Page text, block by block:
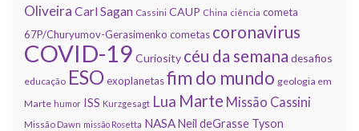
Oliveira Carl Sagan Cassini CAUP China ciência cometa
67P/Churyumov-Gerasimenko cometas coronavirus
COVID-19 Curiosity céu da semana desafios
educação ESOexoplanetasfim do mundo geologia em
Marte humor ISS Kurzgesagt Lua Marte Missão Cassini
Missão Dawn missão Rosetta NASANeil deGrasse Tyson